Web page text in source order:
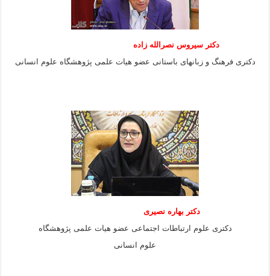
دکتر سیروس نصرالله زاده
دکتری فرهنگ و زبانهای باستانی عضو هیات علمی پژوهشگاه علوم انسانی
دکتر بهاره نصیری
دکتری علوم ارتباطات اجتماعی عضو هیات علمی پژوهشگاه
علوم انسانی